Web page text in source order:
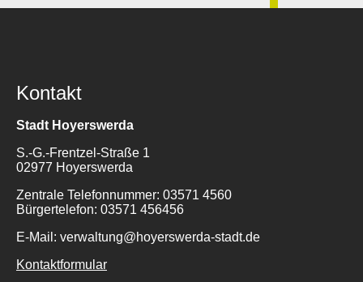
Kontakt
Stadt Hoyerswerda
S.-G.-Frentzel-Straße 1
02977 Hoyerswerda
Zentrale Telefonnummer: 03571 4560
Bürgertelefon: 03571 456456
E-Mail: verwaltung@hoyerswerda-stadt.de
Kontaktformular